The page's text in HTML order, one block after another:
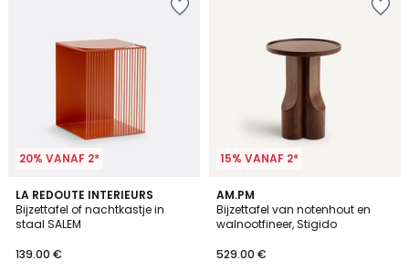
20% VANAF 2*
LA REDOUTE INTERIEURS
Bijzettafel of nachtkastje in
staal SALEM
139.00 €
4.8
/ 5
15% VANAF 2*
AM.PM
Bijzettafel van notenhout en
walnootfineer, Stigido
529.00 €
5
/
5